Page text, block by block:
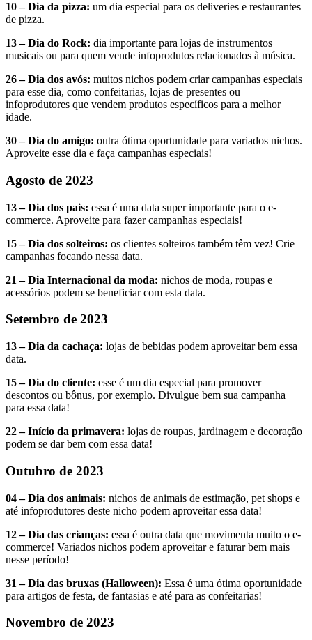
10 – Dia da pizza: um dia especial para os deliveries e restaurantes
de pizza.
13 – Dia do Rock: dia importante para lojas de instrumentos
musicais ou para quem vende infoprodutos relacionados à música.
26 – Dia dos avós: muitos nichos podem criar campanhas especiais
para esse dia, como confeitarias, lojas de presentes ou
infoprodutores que vendem produtos específicos para a melhor
idade.
30 – Dia do amigo: outra ótima oportunidade para variados nichos.
Aproveite esse dia e faça campanhas especiais!
Agosto de 2023
13 – Dia dos pais: essa é uma data super importante para o e-
commerce. Aproveite para fazer campanhas especiais!
15 – Dia dos solteiros: os clientes solteiros também têm vez! Crie
campanhas focando nessa data.
21 – Dia Internacional da moda: nichos de moda, roupas e
acessórios podem se beneficiar com esta data.
Setembro de 2023
13 – Dia da cachaça: lojas de bebidas podem aproveitar bem essa
data.
15 – Dia do cliente: esse é um dia especial para promover
descontos ou bônus, por exemplo. Divulgue bem sua campanha
para essa data!
22 – Início da primavera: lojas de roupas, jardinagem e decoração
podem se dar bem com essa data!
Outubro de 2023
04 – Dia dos animais: nichos de animais de estimação, pet shops e
até infoprodutores deste nicho podem aproveitar essa data!
12 – Dia das crianças: essa é outra data que movimenta muito o e-
commerce! Variados nichos podem aproveitar e faturar bem mais
nesse período!
31 – Dia das bruxas (Halloween): Essa é uma ótima oportunidade
para artigos de festa, de fantasias e até para as confeitarias!
Novembro de 2023